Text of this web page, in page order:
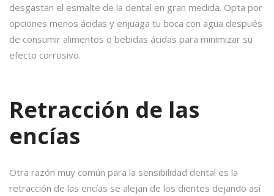
desgastan el esmalte de la dental en gran medida. Opta por
opciones menos ácidas y enjuaga tu boca con agua después
de consumir alimentos o bebidas ácidas para minimizar su
efecto corrosivo.
Retracción de las
encías
Otra razón muy común para la sensibilidad dental es la
retracción de las encías se alejan de los dientes dejando así